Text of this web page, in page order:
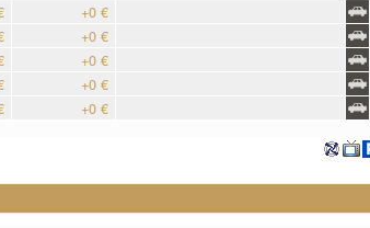
+0 €
+0 €
+0 €
+0 €
+0 €